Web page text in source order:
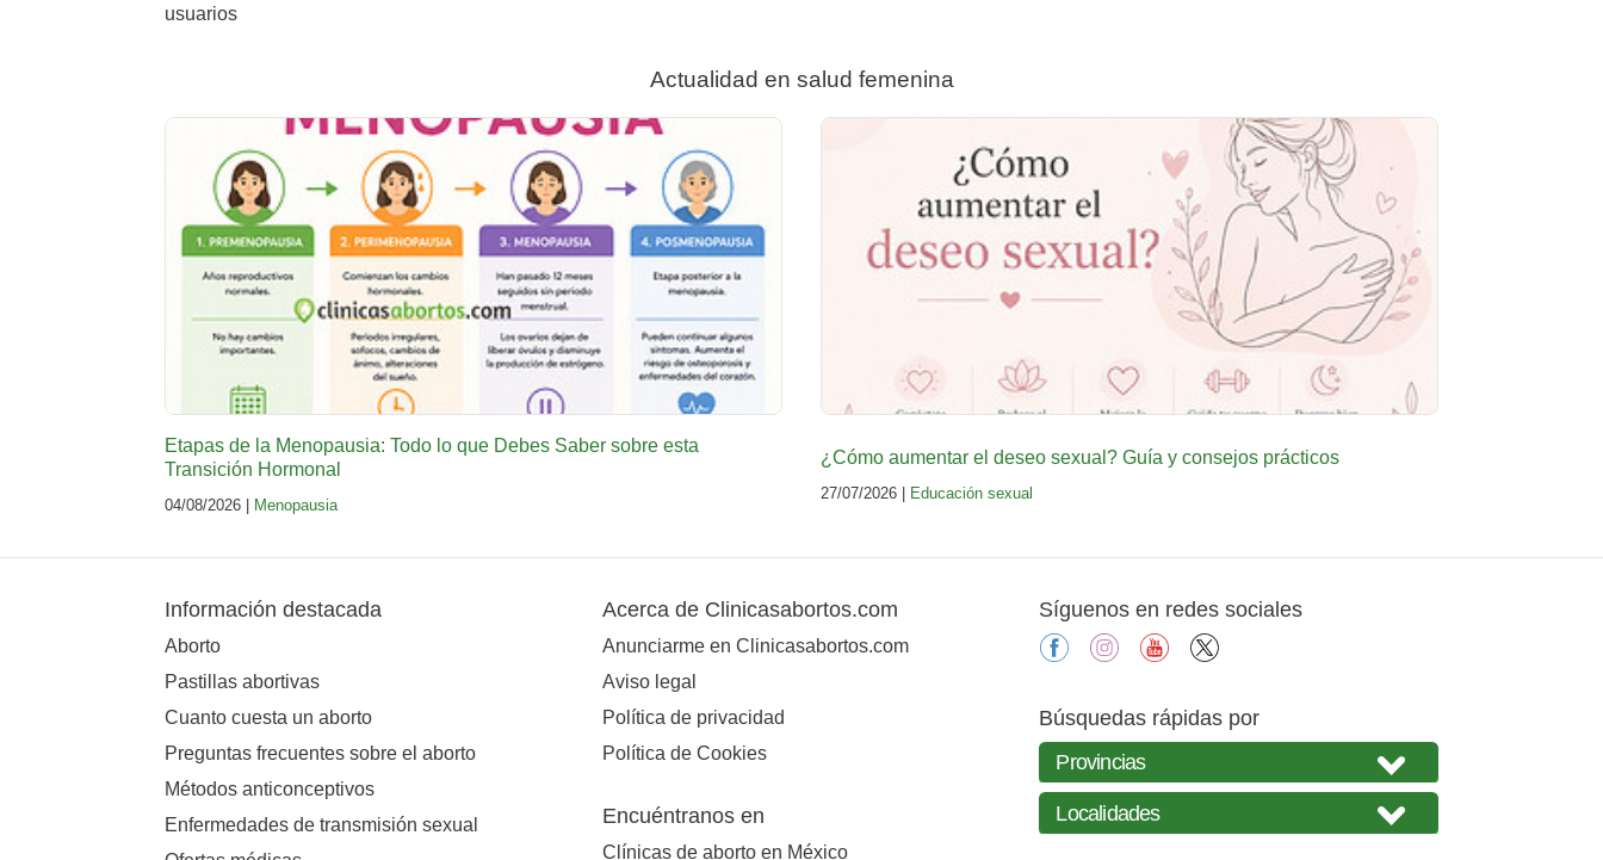
usuarios
Actualidad en salud femenina
Etapas de la Menopausia: Todo lo que Debes Saber sobre esta
Transición Hormonal
04/08/2026 | Menopausia
¿Cómo aumentar el deseo sexual? Guía y consejos prácticos
27/07/2026 | Educación sexual
Información destacada
Aborto
Pastillas abortivas
Cuanto cuesta un aborto
Preguntas frecuentes sobre el aborto
Métodos anticonceptivos
Enfermedades de transmisión sexual
Acerca de Clinicasabortos.com
Anunciarme en Clinicasabortos.com
Aviso legal
Política de privacidad
Política de Cookies
Encuéntranos en
Clínicas de aborto en México
Síguenos en redes sociales
facebookinstagramyoutube
Búsquedas rápidas por